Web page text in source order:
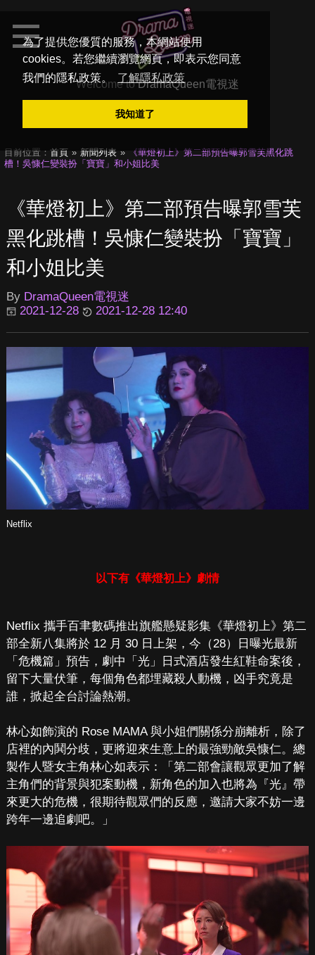
為了提供您優質的服務，本網站使用
cookies。若您繼續瀏覽網頁，即表示您同意
我們的隱私政策。
了解隱私政策
我知道了
Welcome toDramaQueen電視迷
目前位置： 首頁 新聞列表
《華燈初上》第二部預告曝郭雪芙黑化跳
槽！吳慷仁變裝扮「寶寶」和小姐比美
《華燈初上》第二部預告曝郭雪芙
黑化跳槽！吳慷仁變裝扮「寶寶」
和小姐比美
By DramaQueen電視迷
2021-12-28
2021-12-28 12:40
Netflix
以下有《華燈初上》劇情
Netflix 攜手百聿數碼推出旗艦懸疑影集《華燈初上》第二
部全新八集將於 12 月 30 日上架，今（28）日曝光最新
「危機篇」預告，劇中「光」日式酒店發生紅鞋命案後，
留下大量伏筆，每個角色都埋藏殺人動機，凶手究竟是
誰，掀起全台討論熱潮。
林心如飾演的 Rose MAMA 與小姐們關係分崩離析，除了
店裡的內鬨分歧，更將迎來生意上的最強勁敵吳慷仁。總
製作人暨女主角林心如表示：「第二部會讓觀眾更加了解
主角們的背景與犯案動機，新角色的加入也將為『光』帶
來更大的危機，很期待觀眾們的反應，邀請大家不妨一邊
跨年一邊追劇吧。」